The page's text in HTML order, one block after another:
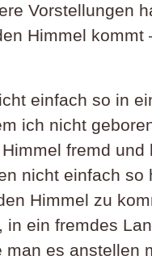
Vorstellungen
Himmel kommt
einfach so in
ich nicht
fremd und
nicht einfach so
Himmel zu
in ein fremdes
man es anstellen